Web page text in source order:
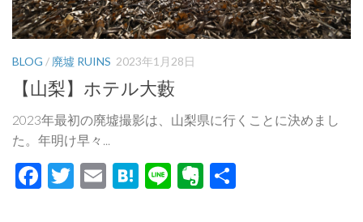
BLOG / 廃墟 RUINS 2023年1月28日
【山梨】ホテル大藪
2023年最初の廃墟撮影は、山梨県に行くことに決めまし
た。年明け早々...
Facebook
Twitter
EmailHatena
LineEvernote